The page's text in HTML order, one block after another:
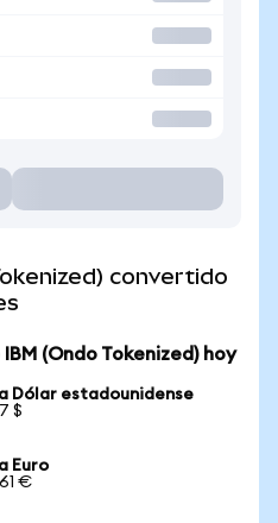
convertido
(Ondo Tokenized) hoy
Dólar estadounidense
$
Euro
€